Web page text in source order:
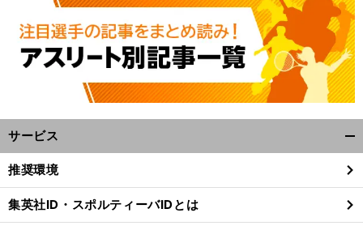
サービス
閉
る
推奨環境
集英社ID・スポルティーバIDとは